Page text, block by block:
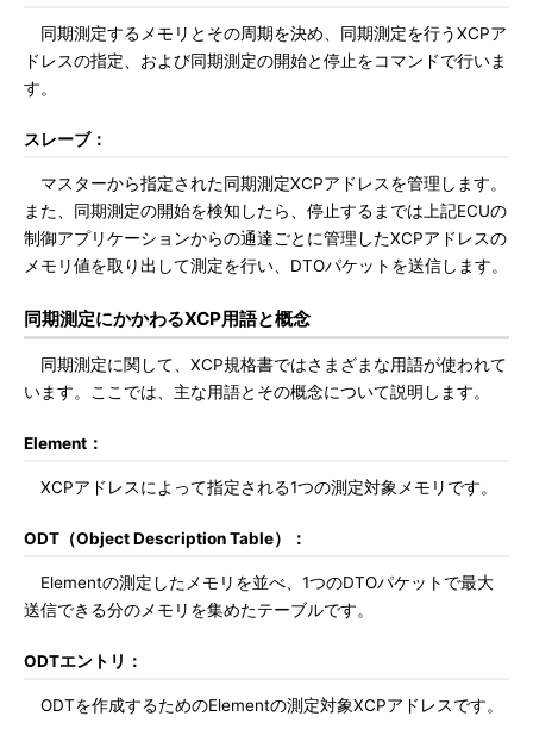
同期測定するメモリとその周期を決め、同期測定を行うXCPア
ドレスの指定、および同期測定の開始と停止をコマンドで行いま
す。
スレーブ：
マスターから指定された同期測定XCPアドレスを管理します。
また、同期測定の開始を検知したら、停止するまでは上記ECUの
制御アプリケーションからの通達ごとに管理したXCPアドレスの
メモリ値を取り出して測定を行い、DTOパケットを送信します。
同期測定にかかわるXCP用語と概念
同期測定に関して、XCP規格書ではさまざまな用語が使われて
います。ここでは、主な用語とその概念について説明します。
Element：
XCPアドレスによって指定される1つの測定対象メモリです。
ODT（Object Description Table）：
Elementの測定したメモリを並べ、1つのDTOパケットで最大
送信できる分のメモリを集めたテーブルです。
ODTエントリ：
ODTを作成するためのElementの測定対象XCPアドレスです。